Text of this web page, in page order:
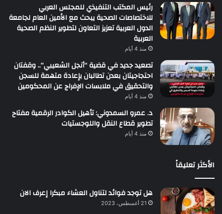
رئيس المكتب التنفيذي للمجلس العربي
للاختصاصات الصحية يبحث مع الأمين العام لجامعة
الدول العربية تعزيز التعاون لتطوير النظم الصحية
العربية
منذ 4 أيام
تصعيد جديد في قضية “أنجل الشعيبي”.. وقفتان
احتجاجيتان بعدن تطالبان بإعادة متهمة للسجن
والتحقيق في ملابسات الإفراج عن المحكومين
منذ 4 أيام
د. عمرو السمدوني: تأهيل الكوادر الرقمية مفتاح
تطوير قطاع النقل واللوجستيات
منذ 4 أيام
الأكثر تعليقاً
هل توجد فوائد لتناول العشاء مبكرا إعرف الان
21 أغسطس، 2023